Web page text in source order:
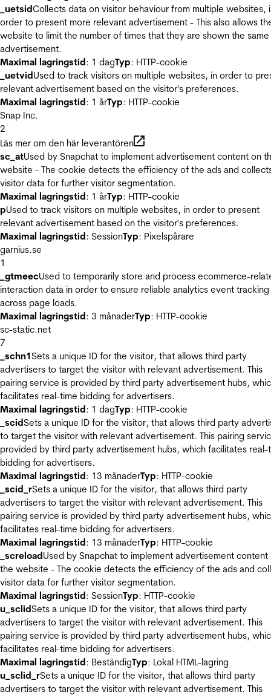
_uetsidCollects data on visitor behaviour from multiple websites,
order to present more relevant advertisement - This also allows
website to limit the number of times that they are shown the same
advertisement.
Maximal lagringstid: 1 dagTyp: HTTP-cookie
_uetvidUsed to track visitors on multiple websites, in order to
relevant advertisement based on the visitor's preferences.
Maximal lagringstid: 1 årTyp: HTTP-cookie
Snap Inc.
2
Läs mer om den här leverantören
sc_atUsed by Snapchat to implement advertisement content on
website - The cookie detects the efficiency of the ads and
visitor data for further visitor segmentation.
Maximal lagringstid: 1 årTyp: HTTP-cookie
pUsed to track visitors on multiple websites, in order to present
relevant advertisement based on the visitor's preferences.
Maximal lagringstid: SessionTyp: Pixelspårare
garnius.se
1
_gtmeecUsed to temporarily store and process ecommerce-
interaction data in order to ensure reliable analytics event tracking
across page loads.
Maximal lagringstid: 3 månaderTyp: HTTP-cookie
sc-static.net
7
_schn1Sets a unique ID for the visitor, that allows third party
advertisers to target the visitor with relevant advertisement. This
pairing service is provided by third party advertisement hubs,
facilitates real-time bidding for advertisers.
Maximal lagringstid: 1 dagTyp: HTTP-cookie
_scidSets a unique ID for the visitor, that allows third party
to target the visitor with relevant advertisement. This pairing
provided by third party advertisement hubs, which facilitates real-
bidding for advertisers.
Maximal lagringstid: 13 månaderTyp: HTTP-cookie
_scid_rSets a unique ID for the visitor, that allows third party
advertisers to target the visitor with relevant advertisement. This
pairing service is provided by third party advertisement hubs,
facilitates real-time bidding for advertisers.
Maximal lagringstid: 13 månaderTyp: HTTP-cookie
_screloadUsed by Snapchat to implement advertisement content
the website - The cookie detects the efficiency of the ads and
visitor data for further visitor segmentation.
Maximal lagringstid: SessionTyp: HTTP-cookie
u_sclidSets a unique ID for the visitor, that allows third party
advertisers to target the visitor with relevant advertisement. This
pairing service is provided by third party advertisement hubs,
facilitates real-time bidding for advertisers.
Maximal lagringstid: BeständigTyp: Lokal HTML-lagring
u_sclid_rSets a unique ID for the visitor, that allows third party
advertisers to target the visitor with relevant advertisement. This